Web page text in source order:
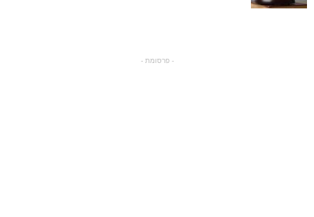
- פרסומת -